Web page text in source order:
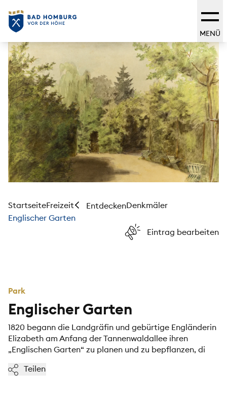
MENÜ
StartseiteFreizeit EntdeckenDenkmäler
Englischer Garten
Eintrag bearbeiten
Park
Englischer Garten
1820 begann die Landgräfin und gebürtige Engländerin
Elizabeth am Anfang der Tannenwaldallee ihren
„Englischen Garten“ zu planen und zu bepflanzen, di
Teilen